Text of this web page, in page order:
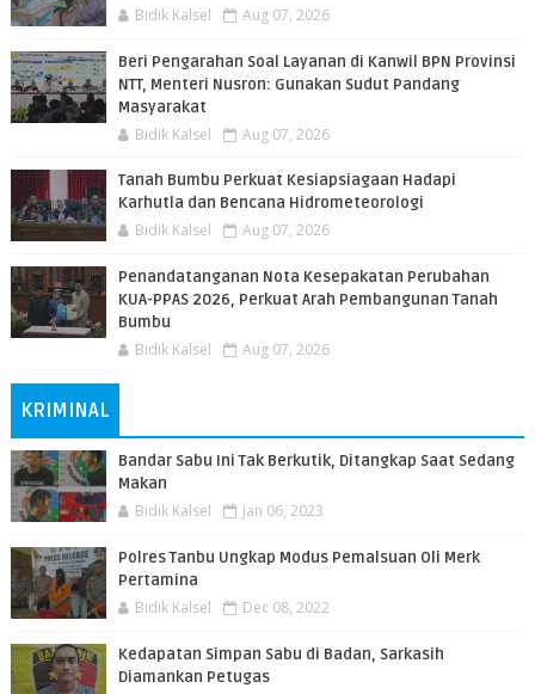
Bidik Kalsel Aug 07, 2026
Beri Pengarahan Soal Layanan di Kanwil BPN Provinsi
NTT, Menteri Nusron: Gunakan Sudut Pandang
Masyarakat
Bidik Kalsel Aug 07, 2026
Tanah Bumbu Perkuat Kesiapsiagaan Hadapi
Karhutla dan Bencana Hidrometeorologi
Bidik Kalsel Aug 07, 2026
Penandatanganan Nota Kesepakatan Perubahan
KUA-PPAS 2026, Perkuat Arah Pembangunan Tanah
Bumbu
Bidik Kalsel Aug 07, 2026
KRIMINAL
Bandar Sabu Ini Tak Berkutik, Ditangkap Saat Sedang
Makan
Bidik Kalsel Jan 06, 2023
Polres Tanbu Ungkap Modus Pemalsuan Oli Merk
Pertamina
Bidik Kalsel Dec 08, 2022
Kedapatan Simpan Sabu di Badan, Sarkasih
Diamankan Petugas